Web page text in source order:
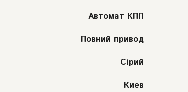
Автомат КПП
Повний привод
Сірий
Киев